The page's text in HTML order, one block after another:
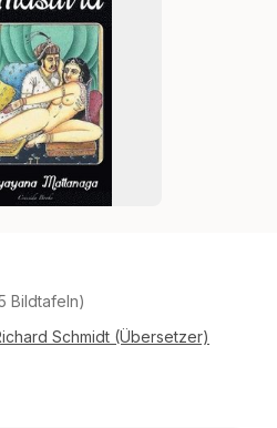
Bildtafeln)
Schmidt (Übersetzer)